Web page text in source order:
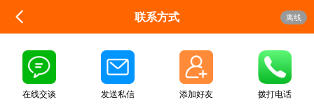
联系方式 离线
在线交谈 发送私信 添加好友 拨打电话